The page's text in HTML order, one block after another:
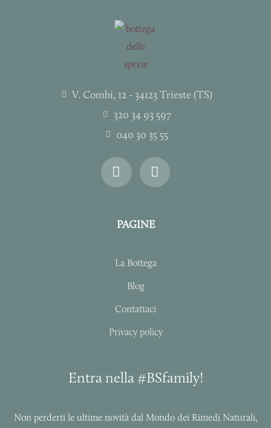
V. Combi, 12 - 34123 Trieste (TS)
320 34 93 597
040 30 35 55
I
n
s
a
g
a
F
a
c
b
o
k
PAGINE
La Bottega
Blog
Contattaci
Privacy policy
Entra nella #BSfamily!
Non perderti le ultime novità dal Mondo dei Rimedi Naturali,